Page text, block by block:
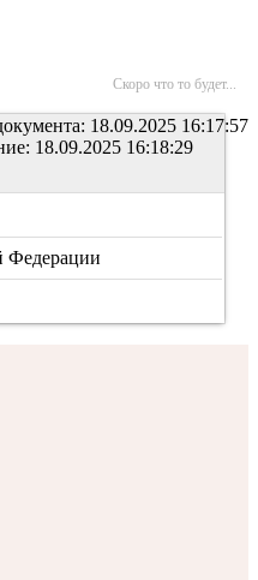
Скоро что то будет...
18.09.2025 16:17:57
18.09.2025 16:18:29
Федерации